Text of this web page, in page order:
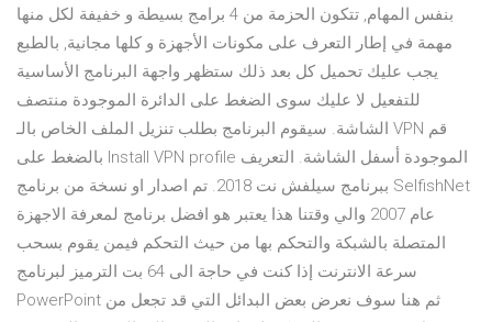
بنفس المهام, تتكون الحزمة من 4 برامج بسيطة و خفيفة لكل منها
مهمة في إطار التعرف على مكونات الأجهزة و كلها مجانية, بالطبع
يجب عليك تحميل كل بعد ذلك ستظهر واجهة البرنامج الأساسية
للتفعيل لا عليك سوى الضغط على الدائرة الموجودة منتصف
الشاشة. سيقوم البرنامج بطلب تنزيل الملف الخاص بالـ VPN قم
بالضغط على Install VPN profile الموجودة أسفل الشاشة. التعريف
ببرنامج سيلفش نت 2018. تم اصدار او نسخة من برنامج SelfishNet
عام 2007 والي وقتنا هذا يعتبر هو افضل برنامج لمعرفة الاجهزة
المتصلة بالشبكة والتحكم بها من حيث التحكم فيمن يقوم بسحب
سرعة الانترنت إذا كنت في حاجة الى 64 بت الترميز لبرنامج
PowerPoint ثم هنا سوف نعرض بعض البدائل التي قد تجعل من